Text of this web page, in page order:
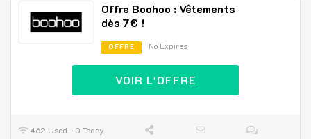
Offre Boohoo : Vêtements
dès 7€ !
OFFRE No Expires
VOIR L'OFFRE
462 Used - 0 Today